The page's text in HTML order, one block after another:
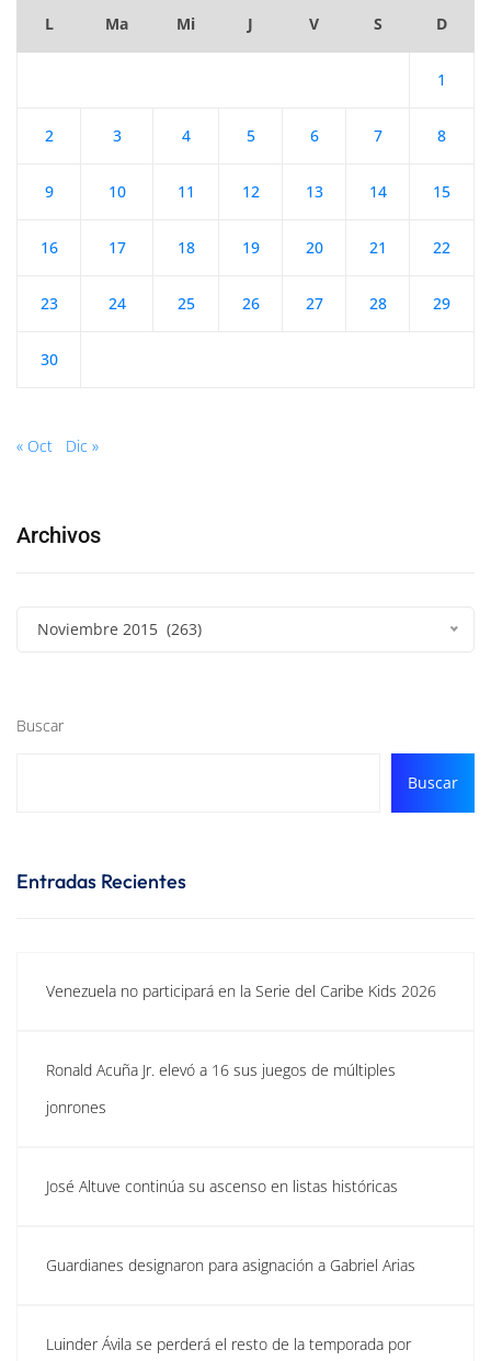
L Ma Mi J V S D
1
2 3 4 5 6 7 8
9 10 11 12 13 14 15
16 17 18 19 20 21 22
23 24 25 26 27 28 29
30
« Oct Dic »
Archivos
Noviembre 2015 (263)
Buscar
Buscar
Entradas Recientes
Venezuela no participará en la Serie del Caribe Kids 2026
Ronald Acuña Jr. elevó a 16 sus juegos de múltiples
jonrones
José Altuve continúa su ascenso en listas históricas
Guardianes designaron para asignación a Gabriel Arias
Luinder Ávila se perderá el resto de la temporada por